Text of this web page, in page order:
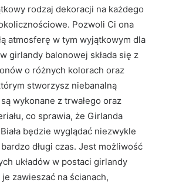
rodzaj dekoracji na każdego
Pozwoli Ci ona
atmosferę w tym wyjątkowym dla
girlandy balonowej składa się z
o różnych kolorach oraz
stworzysz niebanalną
wykonane z trwałego oraz
co sprawia, że Girlanda
będzie wyglądać niezwykle
długi czas. Jest możliwość
układów w postaci girlandy
zawieszać na ścianach,